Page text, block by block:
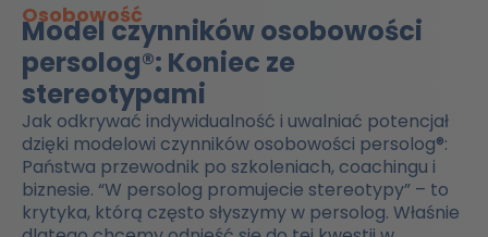
Osobowość
Model czynników osobowości
persolog®: Koniec ze
stereotypami
Jak odkrywać indywidualność i uwalniać potencjał
dzięki modelowi czynników osobowości persolog®:
Państwa przewodnik po szkoleniach, coachingu i
biznesie. “W persolog promujecie stereotypy” – to
krytyka, którą często słyszymy w persolog. Właśnie